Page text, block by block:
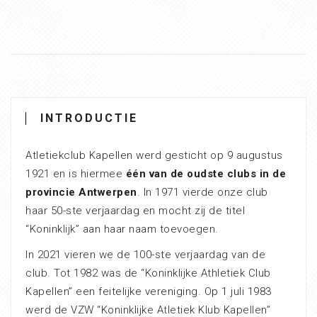
INTRODUCTIE
Atletiekclub Kapellen werd gesticht op 9 augustus
1921 en is hiermee één van de oudste clubs in de
provincie Antwerpen. In 1971 vierde onze club
haar 50-ste verjaardag en mocht zij de titel
“Koninklijk” aan haar naam toevoegen.
In 2021 vieren we de 100-ste verjaardag van de
club. Tot 1982 was de “Koninklijke Athletiek Club
Kapellen” een feitelijke vereniging. Op 1 juli 1983
werd de VZW “Koninklijke Atletiek Klub Kapellen”